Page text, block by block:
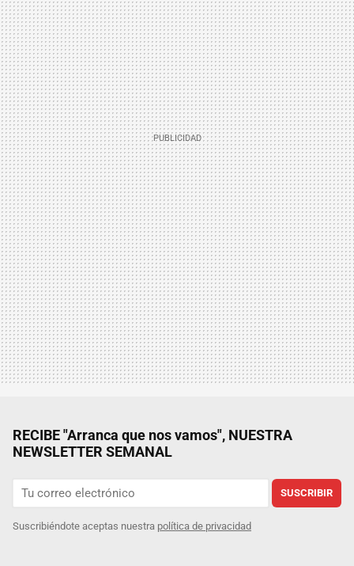
RECIBE "Arranca que nos vamos", NUESTRA
NEWSLETTER SEMANAL
SUSCRIBIR
Suscribiéndote aceptas nuestra política de privacidad